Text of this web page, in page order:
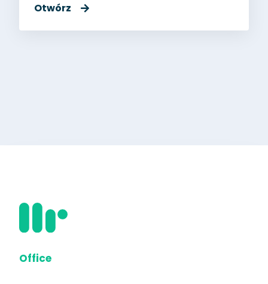
Otwórz
Office